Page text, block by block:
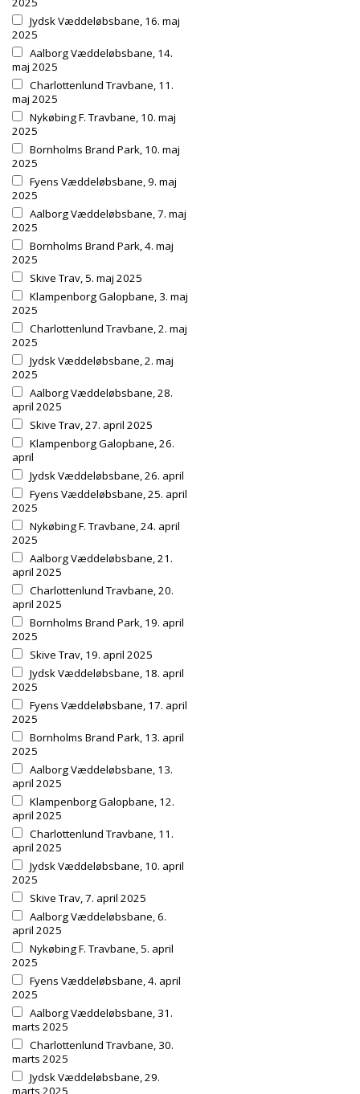
Jydsk Væddeløbsbane, 16. maj
2025
Aalborg Væddeløbsbane, 14.
maj 2025
Charlottenlund Travbane, 11.
maj 2025
Nykøbing F. Travbane, 10. maj
2025
Bornholms Brand Park, 10. maj
2025
Fyens Væddeløbsbane, 9. maj
2025
Aalborg Væddeløbsbane, 7. maj
2025
Bornholms Brand Park, 4. maj
2025
Skive Trav, 5. maj 2025
Klampenborg Galopbane, 3. maj
2025
Charlottenlund Travbane, 2. maj
2025
Jydsk Væddeløbsbane, 2. maj
2025
Aalborg Væddeløbsbane, 28.
april 2025
Skive Trav, 27. april 2025
Klampenborg Galopbane, 26.
april
Jydsk Væddeløbsbane, 26. april
Fyens Væddeløbsbane, 25. april
2025
Nykøbing F. Travbane, 24. april
2025
Aalborg Væddeløbsbane, 21.
april 2025
Charlottenlund Travbane, 20.
april 2025
Bornholms Brand Park, 19. april
2025
Skive Trav, 19. april 2025
Jydsk Væddeløbsbane, 18. april
2025
Fyens Væddeløbsbane, 17. april
2025
Bornholms Brand Park, 13. april
2025
Aalborg Væddeløbsbane, 13.
april 2025
Klampenborg Galopbane, 12.
april 2025
Charlottenlund Travbane, 11.
april 2025
Jydsk Væddeløbsbane, 10. april
2025
Skive Trav, 7. april 2025
Aalborg Væddeløbsbane, 6.
april 2025
Nykøbing F. Travbane, 5. april
2025
Fyens Væddeløbsbane, 4. april
2025
Aalborg Væddeløbsbane, 31.
marts 2025
Charlottenlund Travbane, 30.
marts 2025
Jydsk Væddeløbsbane, 29.
marts 2025